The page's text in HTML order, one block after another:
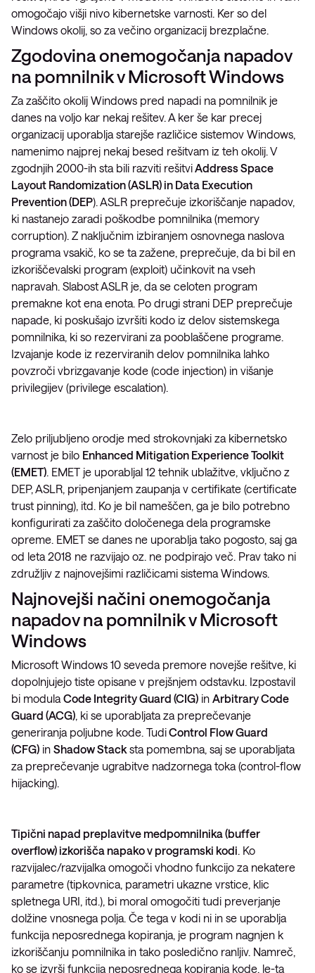
omogočajo višji nivo kibernetske varnosti. Ker so del
Windows okolij, so za večino organizacij brezplačne.
Zgodovina onemogočanja napadov
na pomnilnik v Microsoft Windows
Za zaščito okolij Windows pred napadi na pomnilnik je
danes na voljo kar nekaj rešitev. A ker še kar precej
organizacij uporablja starejše različice sistemov Windows,
namenimo najprej nekaj besed rešitvam iz teh okolij. V
zgodnjih 2000-ih sta bili razviti rešitviAddress Space
Layout Randomization (ASLR) in Data Execution
Prevention (DEP). ASLR preprečuje izkoriščanje napadov,
ki nastanejo zaradi poškodbe pomnilnika (memory
corruption). Z naključnim izbiranjem osnovnega naslova
programa vsakič, ko se ta zažene, preprečuje, da bi bil en
izkoriščevalski program (exploit) učinkovit na vseh
napravah. Slabost ASLR je, da se celoten program
premakne kot ena enota. Po drugi strani DEP preprečuje
napade, ki poskušajo izvršiti kodo iz delov sistemskega
pomnilnika, ki so rezervirani za pooblaščene programe.
Izvajanje kode iz rezerviranih delov pomnilnika lahko
povzroči vbrizgavanje kode (code injection) in višanje
privilegijev (privilege escalation).
Zelo priljubljeno orodje med strokovnjaki za kibernetsko
varnost je bilo Enhanced Mitigation Experience Toolkit
(EMET). EMET je uporabljal 12 tehnik ublažitve, vključno z
DEP, ASLR, pripenjanjem zaupanja v certifikate (certificate
trust pinning), itd. Ko je bil nameščen, ga je bilo potrebno
konfigurirati za zaščito določenega dela programske
opreme. EMET se danes ne uporablja tako pogosto, saj ga
od leta 2018 ne razvijajo oz. ne podpirajo več. Prav tako ni
združljiv z najnovejšimi različicami sistema Windows.
Najnovejši načini onemogočanja
napadov na pomnilnik v Microsoft
Windows
Microsoft Windows 10 seveda premore novejše rešitve, ki
dopolnjujejo tiste opisane v prejšnjem odstavku. Izpostavil
bi modula Code Integrity Guard (CIG) in Arbitrary Code
Guard (ACG), ki se uporabljata za preprečevanje
generiranja poljubne kode. TudiControl Flow Guard
(CFG) in Shadow Stacksta pomembna, saj se uporabljata
za preprečevanje ugrabitve nadzornega toka (control-flow
hijacking).
Tipični napad preplavitve medpomnilnika (buffer
overflow) izkorišča napako v programski kodi. Ko
razvijalec/razvijalka omogoči vhodno funkcijo za nekatere
parametre (tipkovnica, parametri ukazne vrstice, klic
spletnega URI, itd.), bi moral omogočiti tudi preverjanje
dolžine vnosnega polja. Če tega v kodi ni in se uporablja
funkcija neposrednega kopiranja, je program nagnjen k
izkoriščanju pomnilnika in tako posledično ranljiv. Namreč,
ko se izvrši funkcija neposrednega kopiranja kode, le-ta